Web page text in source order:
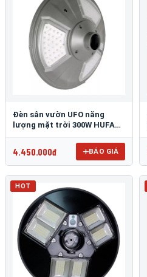
Đèn sân vườn UFO năng
lượng mặt trời 300W HUFA
4.450.000đ BÁO GIÁ
HOT